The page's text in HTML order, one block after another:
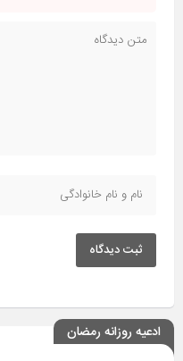
ثبت دیدگاه
ادعیه روزانه رمضان